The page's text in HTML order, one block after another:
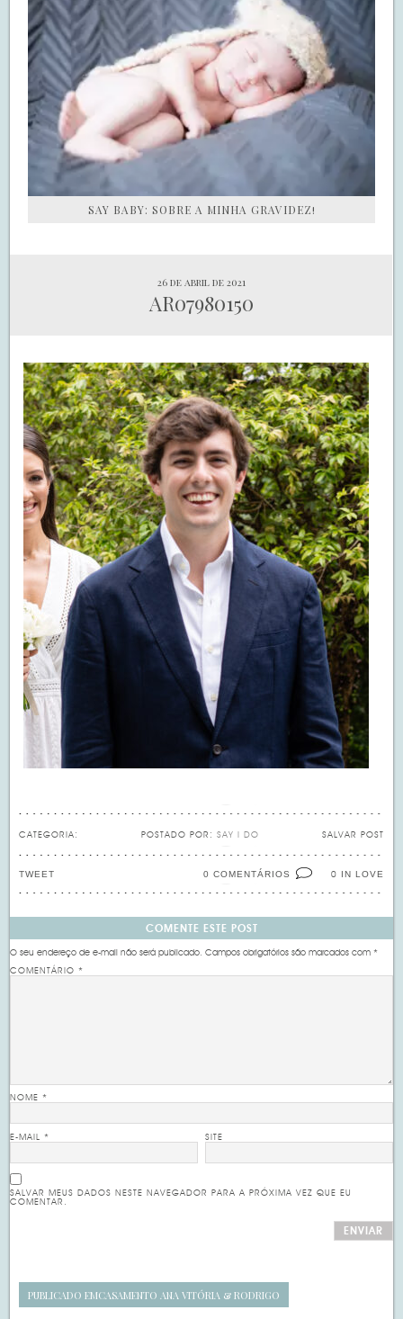
SAY BABY: SOBRE A MINHA GRAVIDEZ!
26 de abril de 2021
AR07980150
CATEGORIA: SALVAR POST
POSTADO POR: SAY I DO
0 IN LOVE
0 COMENTÁRIOS
TWEET
COMENTE ESTE POST
O seu endereço de e-mail não será publicado. Campos obrigatórios são marcados com*
COMENTÁRIO*
NOME*
E-MAIL* SITE
SALVAR MEUS DADOS NESTE NAVEGADOR PARA A PRÓXIMA VEZ QUE EU
COMENTAR.
PUBLICADO EMCASAMENTO ANA VITÓRIA & RODRIGO